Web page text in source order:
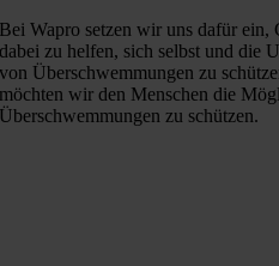
Bei Wapro setzen wir uns dafür ein,
dabei zu helfen, sich selbst und die
von Überschwemmungen zu
möchten wir den Menschen die
Überschwemmungen zu schützen.